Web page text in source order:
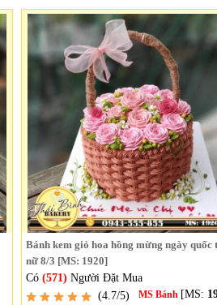
Bánh kem giỏ hoa hồng mừng ngày quốc
nữ 8/3 [MS: 1920]
Có (571) Người Đặt Mua
(4.7/5)
MS Bánh [MS: